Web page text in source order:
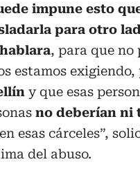
impune esto
para otro
, para que no
estamos exigiendo,
y que esas
no deberían ni
esas cárceles”,
del abuso.